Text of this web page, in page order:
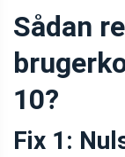
Sådan
10?
Fix 1: